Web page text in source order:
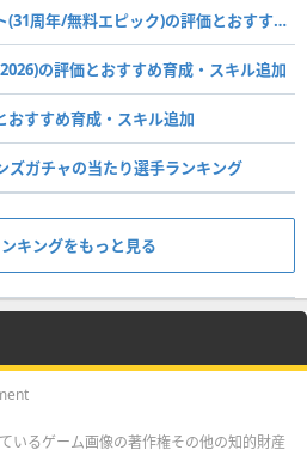
EPフランクライカールト(31周年/無料エピック)の評価とおすすめ育成・スキル追加
の評価とおすすめ育成・スキル追加
おすすめ育成・スキル追加
ズガチャの当たり選手ランキング
キングをもっと見る
いるゲーム画像の著作権その他の知的財産